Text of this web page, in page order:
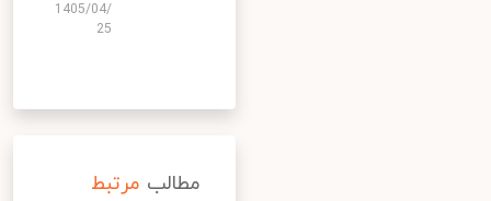
1405/04/
25
مطالب مرتبط